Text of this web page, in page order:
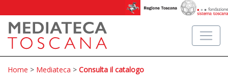
Home > Mediateca > Consulta il catalogo